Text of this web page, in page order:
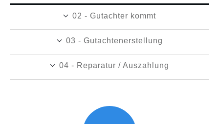
02 - Gutachter kommt
03 - Gutachtenerstellung
04 - Reparatur / Auszahlung